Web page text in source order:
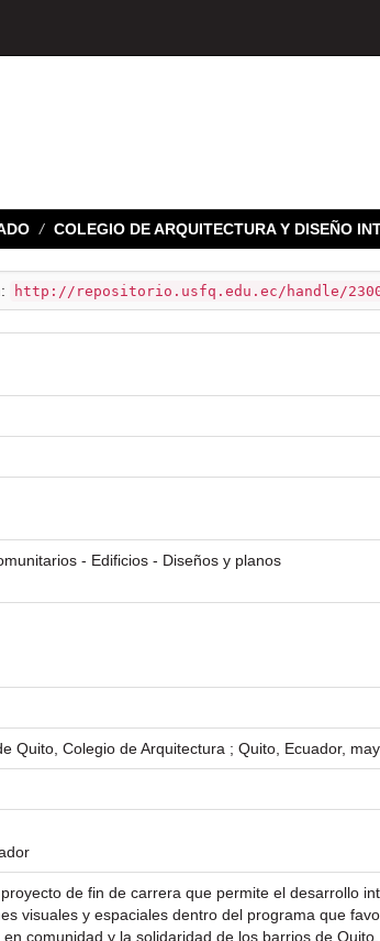
COLEGIO DE ARQUITECTURA Y DISEÑO
http://repositorio.usfq.edu.ec/handle/
- Edificios - Diseños y planos
Quito, Colegio de Arquitectura ; Quito, Ecuador,
de fin de carrera que permite el desarrollo
visuales y espaciales dentro del programa que
comunidad y la solidaridad de los barrios de